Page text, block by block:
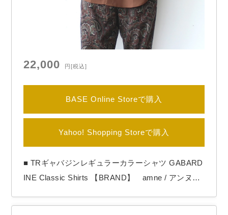
22,000 円[税込]
BASE Online Storeで購入
Yahoo! Shopping Storeで購入
■ TRギャバジンレギュラーカラーシャツ GABARD
INE Classic Shirts 【BRAND】 amne / アンヌ
Classic Shirts。 amne定番のレギュラーカラーシ